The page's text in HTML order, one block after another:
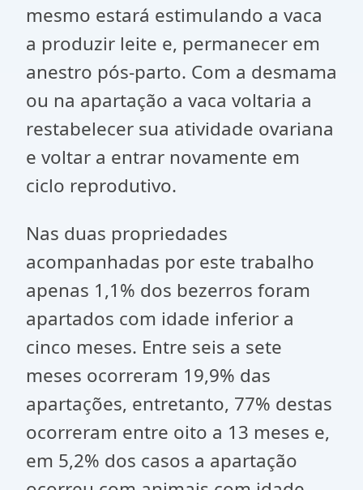
mesmo estará estimulando a vaca
a produzir leite e, permanecer em
anestro pós-parto. Com a desmama
ou na apartação a vaca voltaria a
restabelecer sua atividade ovariana
e voltar a entrar novamente em
ciclo reprodutivo.
Nas duas propriedades
acompanhadas por este trabalho
apenas 1,1% dos bezerros foram
apartados com idade inferior a
cinco meses. Entre seis a sete
meses ocorreram 19,9% das
apartações, entretanto, 77% destas
ocorreram entre oito a 13 meses e,
em 5,2% dos casos a apartação